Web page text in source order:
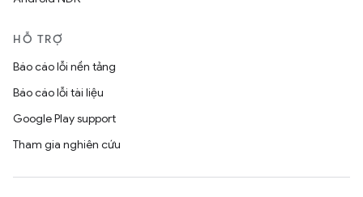
HỖ TRỢ
Báo cáo lỗi nền tảng
Báo cáo lỗi tài liệu
Google Play support
Tham gia nghiên cứu